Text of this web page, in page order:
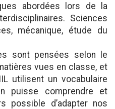
abordées lors de la
Sciences
mécanique, étude du
sont pensées selon le
vues en classe, et
utilisent un vocabulaire
puisse comprendre et
possible d’adapter nos